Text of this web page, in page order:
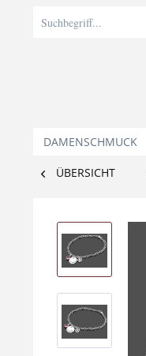
DAMENSCHMUCK
ÜBERSICHT